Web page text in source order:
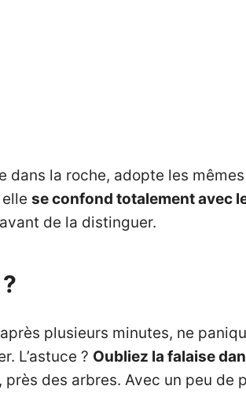
la roche, adopte les
se confond totalement avec
de la distinguer.
plusieurs minutes, ne
L’astuce ? Oubliez la falaise
des arbres. Avec un peu